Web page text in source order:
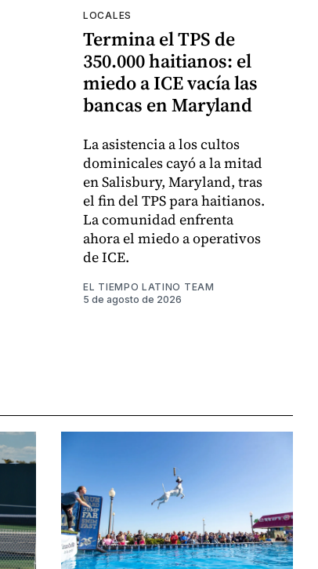
LOCALES
Termina el TPS de
350.000 haitianos: el
miedo a ICE vacía las
bancas en Maryland
La asistencia a los cultos
dominicales cayó a la mitad
en Salisbury, Maryland, tras
el fin del TPS para haitianos.
La comunidad enfrenta
ahora el miedo a operativos
de ICE.
EL TIEMPO LATINO TEAM
5 de agosto de 2026